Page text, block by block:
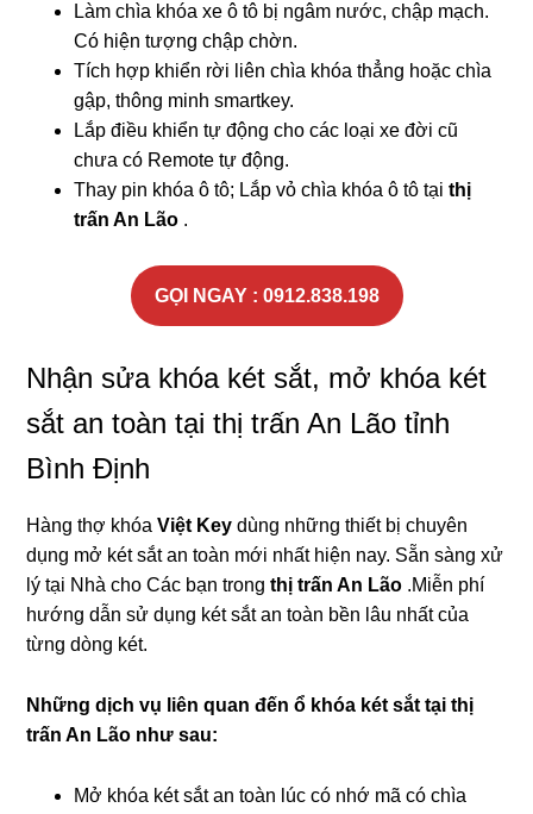
Làm chìa khóa xe ô tô bị ngâm nước, chập mạch.
Có hiện tượng chập chờn.
Tích hợp khiển rời liên chìa khóa thẳng hoặc chìa
gập, thông minh smartkey.
Lắp điều khiển tự động cho các loại xe đời cũ
chưa có Remote tự động.
Thay pin khóa ô tô; Lắp vỏ chìa khóa ô tô tạithị
trấn An Lão .
GỌI NGAY : 0912.838.198
Nhận sửa khóa két sắt, mở khóa két
sắt an toàn tại thị trấn An Lão tỉnh
Bình Định
Hàng thợ khóaViệt Key dùng những thiết bị chuyên
dụng mở két sắt an toàn mới nhất hiện nay. Sẵn sàng xử
lý tại Nhà cho Các bạn trongthị trấn An Lão .Miễn phí
hướng dẫn sử dụng két sắt an toàn bền lâu nhất của
từng dòng két.
Những dịch vụ liên quan đến ổ khóa két sắt tại thị
trấn An Lão như sau:
Mở khóa két sắt an toàn lúc có nhớ mã có chìa